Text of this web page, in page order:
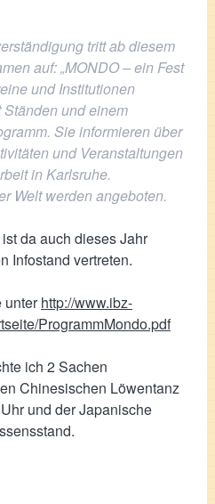
tritt ab diesem
auf: „MONDO – ein Fest
und Institutionen
und einem
Sie informieren über
und Veranstaltungen
in Karlsruhe.
Welt werden angeboten.
da auch dieses Jahr
Infostand vertreten.
unterhttp://www.ibz-
ProgrammMondo.pdf
ich 2 Sachen
Chinesischen Löwentanz
und der Japanische